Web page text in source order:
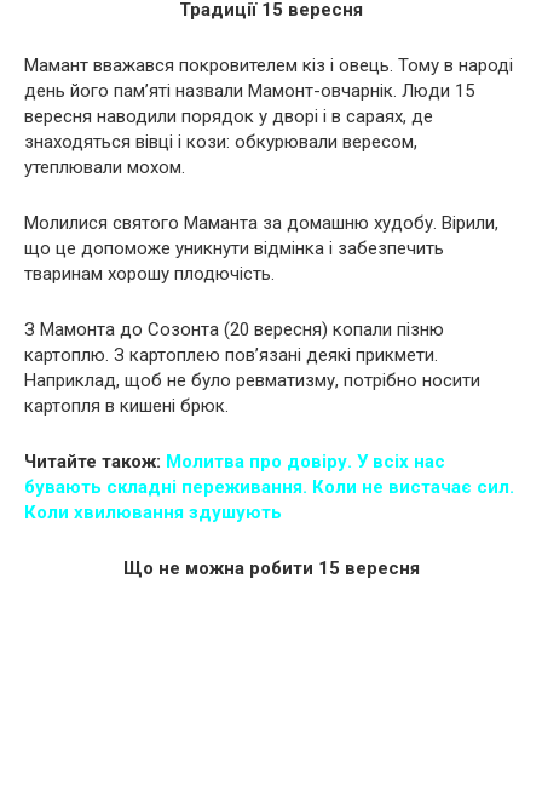
Традиції 15 вересня
Мамант вважався покровителем кіз і овець. Тому в народі
день його пам’яті назвали Мамонт-овчарнік. Люди 15
вересня наводили порядок у дворі і в сараях, де
знаходяться вівці і кози: обкурювали вересом,
утеплювали мохом.
Молилися святого Маманта за домашню худобу. Вірили,
що це допоможе уникнути відмінка і забезпечить
тваринам хорошу плодючість.
З Мамонта до Созонта (20 вересня) копали пізню
картоплю. З картоплею пов’язані деякі прикмети.
Наприклад, щоб не було ревматизму, потрібно носити
картопля в кишені брюк.
Читайте також: Молитва про довіру. У всіх нас
бувають складні переживання. Коли не вистачає сил.
Коли хвилювання здушують
Що не можна робити 15 вересня